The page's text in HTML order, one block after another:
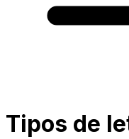
Tipos de